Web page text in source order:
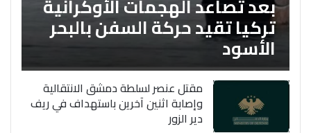
تركيا تقيد حركة السفن بالبحر
الأسود
مقتل عنصر لسلطة دمشق الانتقالية
وإصابة اثنين آخرين باستهداف في ريف
دير الزور